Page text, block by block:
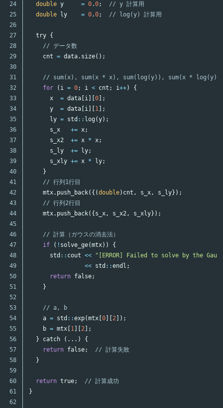
24
25
26
27
28
29
30
31
32
33
34
35
36
37
38
39
40
41
42
43
44
45
46
47
48
49
50
51
52
53
54
55
56
57
58
59
60
61
62
double y = 0.0;
// y 計算用
double ly = 0.0; // log(y) 計算用
try {
// データ数
cnt = data. size();
// sum(x), sum(x * x), sum(log(y)), sum(x * log(y))
for
( i = 0; i < cnt ; i++)
{
x
= data [i][0];
y
= data [i][1];
ly = std :: log (y);
s_x
+= x;
s_x2
+= x * x;
s_ly
+= ly;
s_xly += x * ly;
}
// 行列1行目
mtx. push_back({(double) cnt , s_x, s_ly});
// 行列2行目
mtx. push_back({s_x, s_x2, s_xly});
// 計算（ガウスの消去法）
if
( ! solve_ge(mtx))
{
std :: cout <<
"[ERROR] Failed to solve by the
<< std ::endl ;
return false;
}
// a, b
a = std ::exp(mtx [0][2]);
b = mtx [1][2];
}
catch (...)
{
return false;
// 計算失敗
}
return true;
// 計算成功
}